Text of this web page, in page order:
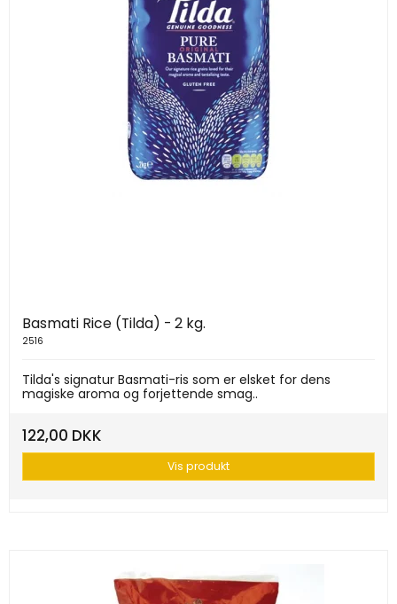
Basmati Rice (Tilda) - 2 kg.
2516
Tilda's signatur Basmati-ris som er elsket for dens
magiske aroma og forjettende smag..
122,00 DKK
Vis produkt